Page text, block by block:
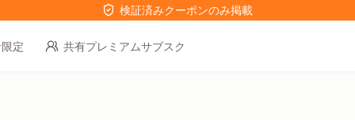
検証済みクーポンのみ掲載
定 共有プレミアムサブスク